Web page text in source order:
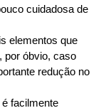
cuidadosa de
elementos que
por óbvio, caso
redução no
facilmente